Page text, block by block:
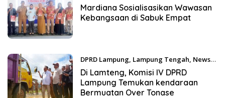
Januari 2025
Mardiana Sosialisasikan Wawasan
Kebangsaan di Sabuk Empat
DPRD Lampung, Lampung Tengah News
15 Januari 2025
Di Lamteng, Komisi IV DPRD
Lampung Temukan kendaraan
Bermuatan Over Tonase